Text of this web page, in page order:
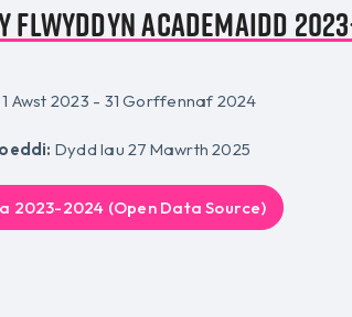
academaidd
1 Awst 2023 - 31 Gorffennaf 2024
Dydd Iau 27 Mawrth 2025
2023-2024 (Open Data Source)